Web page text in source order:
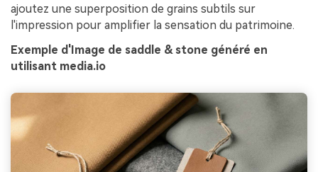
ajoutez une superposition de grains subtils sur
l'impression pour amplifier la sensation du patrimoine.
Exemple d'Image de saddle & stone généré en
utilisant media.io